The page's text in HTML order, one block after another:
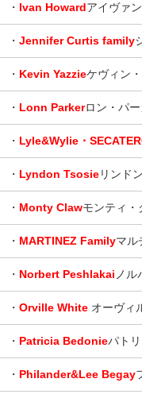
・ Ivan Howardアイヴァ
・ Jennifer Curtis family
・ Kevin Yazzieケヴィン
・ Lonn Parkerロン・パ
・ Lyle&Wylie・
・ Lyndon Tsosieリンド
・ Monty Clawモンティ・
・ MARTINEZ Familyマル
・ Norbert Peshlakai ノル
・ Orville White オーヴィ
・ Patricia Bedonieパト
・ Philander&Lee Begay